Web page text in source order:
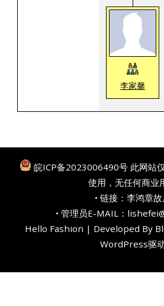
李家馨
皖ICP备2023006490号 此网站
使用，无任何商业
• 链接： 李鸿章故
• 管理员E-MAIL：
Hello Fashion | Developed By
WordPress驱